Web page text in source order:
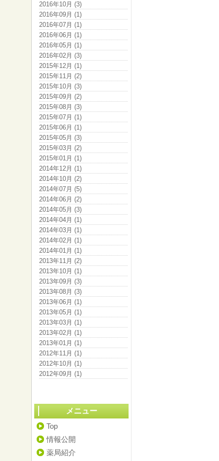
2016年10月 (3)
2016年09月 (1)
2016年07月 (1)
2016年06月 (1)
2016年05月 (1)
2016年02月 (3)
2015年12月 (1)
2015年11月 (2)
2015年10月 (3)
2015年09月 (2)
2015年08月 (3)
2015年07月 (1)
2015年06月 (1)
2015年05月 (3)
2015年03月 (2)
2015年01月 (1)
2014年12月 (1)
2014年10月 (2)
2014年07月 (5)
2014年06月 (2)
2014年05月 (3)
2014年04月 (1)
2014年03月 (1)
2014年02月 (1)
2014年01月 (1)
2013年11月 (2)
2013年10月 (1)
2013年09月 (3)
2013年08月 (3)
2013年06月 (1)
2013年05月 (1)
2013年03月 (1)
2013年02月 (1)
2013年01月 (1)
2012年11月 (1)
2012年10月 (1)
2012年09月 (1)
メニュー
Top
情報公開
薬局紹介